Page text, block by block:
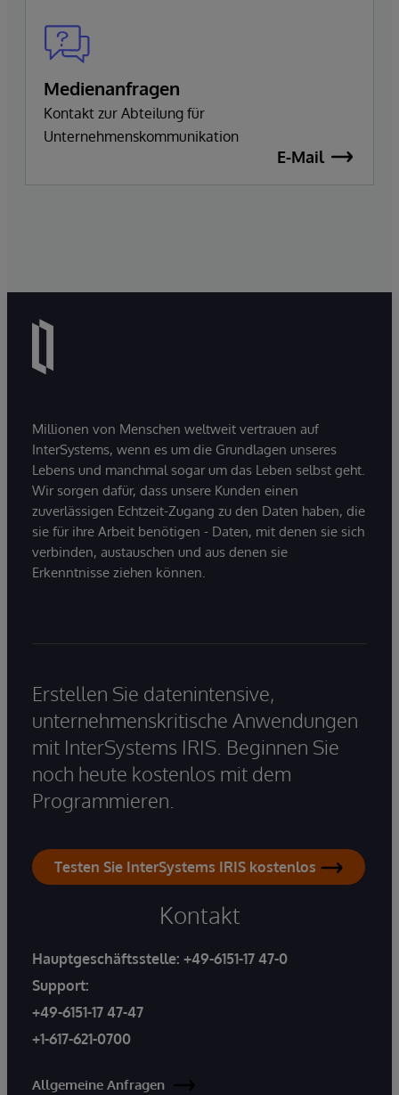
Medienanfragen
Kontakt zur Abteilung für
Unternehmenskommunikation
E-Mail
Millionen von Menschen weltweit vertrauen auf
InterSystems, wenn es um die Grundlagen unseres
Lebens und manchmal sogar um das Leben selbst geht.
Wir sorgen dafür, dass unsere Kunden einen
zuverlässigen Echtzeit-Zugang zu den Daten haben, die
sie für ihre Arbeit benötigen - Daten, mit denen sie sich
verbinden, austauschen und aus denen sie
Erkenntnisse ziehen können.
Erstellen Sie datenintensive,
unternehmenskritische Anwendungen
mit InterSystems IRIS. Beginnen Sie
noch heute kostenlos mit dem
Programmieren.
Testen Sie InterSystems IRIS kostenlos
Kontakt
Hauptgeschäftsstelle: +49-6151-17 47-0
Support:
+49-6151-17 47-47
+1-617-621-0700
Allgemeine Anfragen